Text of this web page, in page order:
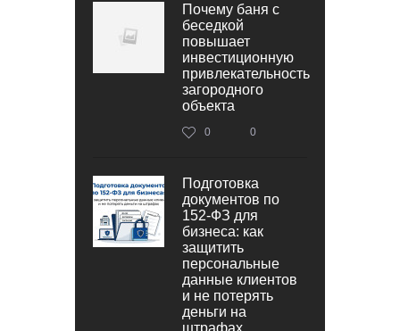
Почему баня с
беседкой
повышает
инвестиционную
привлекательность
загородного
объекта
0 0
Подготовка
документов по
152‑ФЗ для
бизнеса: как
защитить
персональные
данные клиентов
и не потерять
деньги на
штрафах